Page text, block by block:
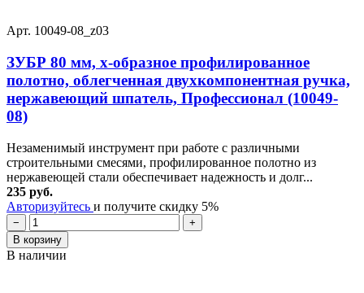
Арт. 10049-08_z03
ЗУБР 80 мм, х-образное профилированное
полотно, облегченная двухкомпонентная ручка,
нержавеющий шпатель, Профессионал (10049-
08)
Незаменимый инструмент при работе с различными
строительными смесями, профилированное полотно из
нержавеющей стали обеспечивает надежность и долг...
235 руб.
Авторизуйтесь и получите скидку 5%
−
+
В корзину
В наличии